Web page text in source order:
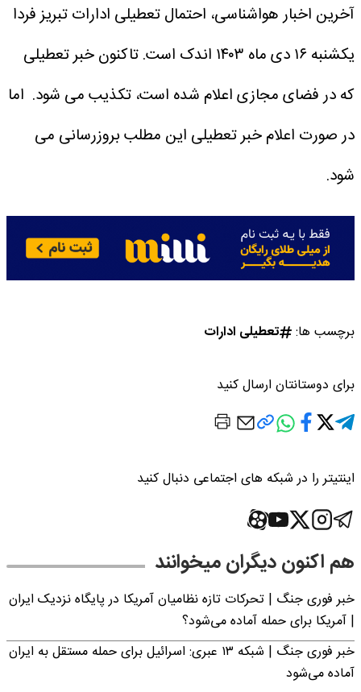
آخرین اخبار هواشناسی، احتمال تعطیلی ادارات تبریز فردا
یکشنبه ۱۶ دی ماه ۱۴۰۳ اندک است. تاکنون خبر تعطیلی
که در فضای مجازی اعلام شده است، تکذیب می شود. اما
در صورت اعلام خبر تعطیلی این مطلب بروزرسانی می
شود.
برچسب ها: تعطیلی ادارات
برای دوستانتان ارسال کنید
اینتیتر را در شبکه های اجتماعی دنبال کنید
هم اکنون دیگران میخوانند
خبر فوری جنگ | تحرکات تازه نظامیان آمریکا در پایگاه نزدیک ایران
| آمریکا برای حمله آماده می‌شود؟
خبر فوری جنگ | شبکه ۱۳ عبری: اسرائیل برای حمله مستقل به ایران
آماده می‌شود